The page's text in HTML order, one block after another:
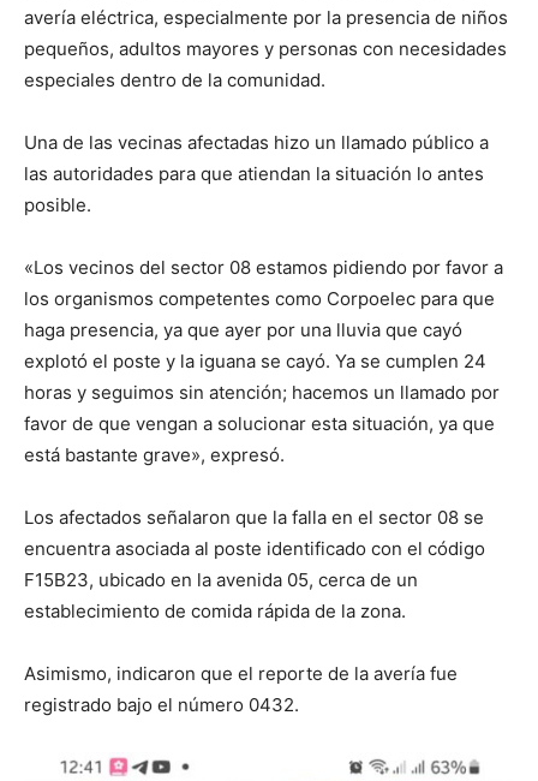
avería eléctrica, especialmente por la presencia de niños
pequeños, adultos mayores y personas con necesidades
especiales dentro de la comunidad.
Una de las vecinas afectadas hizo un llamado público a
las autoridades para que atiendan la situación lo antes
posible.
«Los vecinos del sector 08 estamos pidiendo por favor a
los organismos competentes como Corpoelec para que
haga presencia, ya que ayer por una lluvia que cayó
explotó el poste y la iguana se cayó. Ya se cumplen 24
horas y seguimos sin atención; hacemos un llamado por
favor de que vengan a solucionar esta situación, ya que
está bastante grave», expresó.
Los afectados señalaron que la falla en el sector 08 se
encuentra asociada al poste identificado con el código
F15B23, ubicado en la avenida 05, cerca de un
establecimiento de comida rápida de la zona.
Asimismo, indicaron que el reporte de la avería fue
registrado bajo el número 0432.